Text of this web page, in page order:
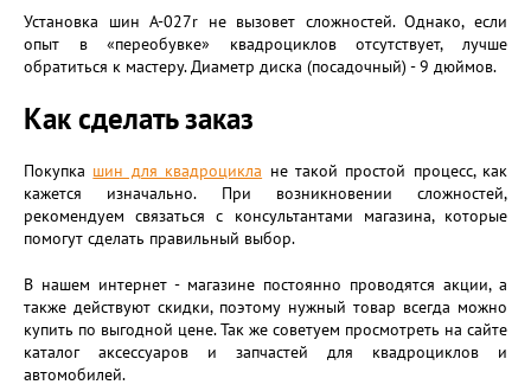
Установка шин А-027r не вызовет сложностей. Однако, если
опыт в «переобувке» квадроциклов отсутствует, лучше
обратиться к мастеру. Диаметр диска (посадочный) - 9 дюймов.
Как сделать заказ
Покупка шин для квадроцикла не такой простой процесс, как
кажется изначально. При возникновении сложностей,
рекомендуем связаться с консультантами магазина, которые
помогут сделать правильный выбор.
В нашем интернет - магазине постоянно проводятся акции, а
также действуют скидки, поэтому нужный товар всегда можно
купить по выгодной цене. Так же советуем просмотреть на сайте
каталог аксессуаров и запчастей для квадроциклов и
автомобилей.